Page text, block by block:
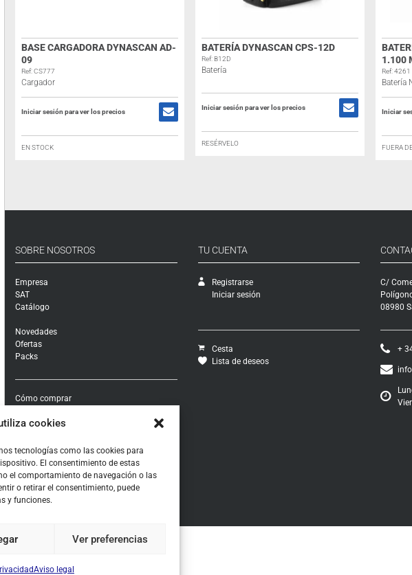
cookies
tecnologías como las cookies para
El consentimiento de estas
el comportamiento de navegación o las
o retirar el consentimiento, puede
y funciones.
Ver preferencias
Aviso legal
BASE CARGADORA DYNASCAN AD-
09
Ref: CS777
Cargador
Iniciar sesión para ver los precios
EN STOCK
BATERÍA DYNASCAN CPS-12D
Ref: B12D
Batería
Iniciar sesión para ver los precios
RESÉRVELO
1.100
Ref: 4261
Batería
Iniciar
FUERA
SOBRE NOSOTROS
Empresa
SAT
Catálogo
Novedades
Ofertas
Packs
Cómo comprar
Garantía, cambios y devoluciones
Condiciones generales de contratación
Aviso legal
Política de Privacidad
Cookies
TU CUENTA
Registrarse
Iniciar sesión
Cesta
Lista de deseos
C/
08980
+